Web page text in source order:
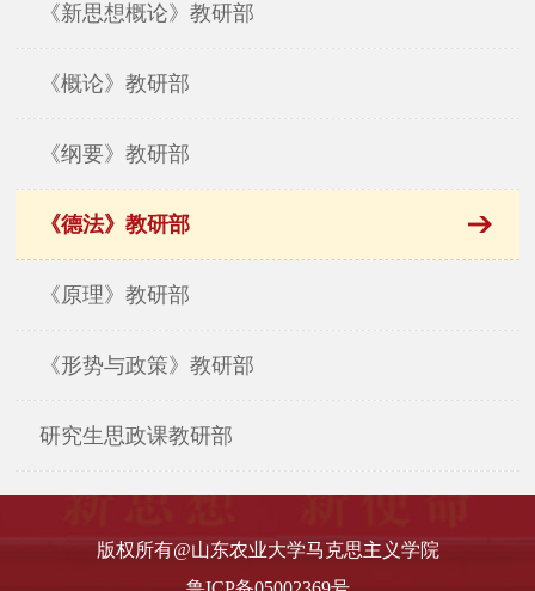
《新思想概论》教研部
《概论》教研部
《纲要》教研部
《德法》教研部
《原理》教研部
《形势与政策》教研部
研究生思政课教研部
版权所有@山东农业大学马克思主义学院